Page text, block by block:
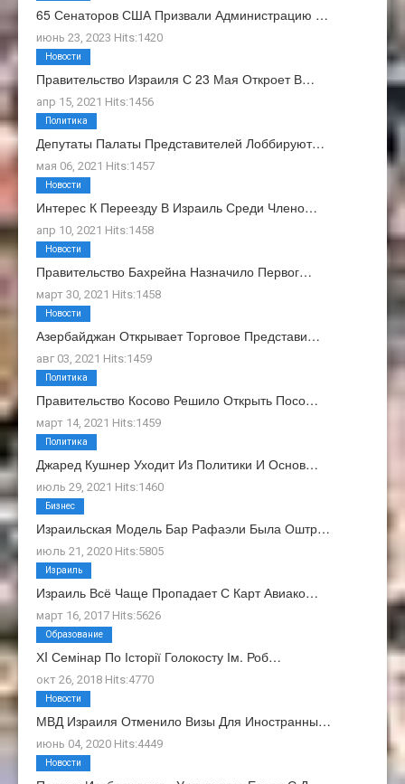
65 Сенаторов США Призвали Администрацию …
июнь 23, 2023 Hits:1420
Правительство Израиля С 23 Мая Откроет В…
апр 15, 2021 Hits:1456
Новости
Депутаты Палаты Представителей Лоббируют…
мая 06, 2021 Hits:1457
Политика
Интерес К Переезду В Израиль Среди Члено…
апр 10, 2021 Hits:1458
Новости
Правительство Бахрейна Назначило Первог…
март 30, 2021 Hits:1458
Новости
Азербайджан Открывает Торговое Представи…
авг 03, 2021 Hits:1459
Новости
Правительство Косово Решило Открыть Посо…
март 14, 2021 Hits:1459
Политика
Джаред Кушнер Уходит Из Политики И Основ…
июль 29, 2021 Hits:1460
Политика
Израильская Модель Бар Рафаэли Была Оштр…
июль 21, 2020 Hits:5805
Бизнес
Израиль Всё Чаще Пропадает С Карт Авиако…
март 16, 2017 Hits:5626
Израиль
ХI Семінар По Історії Голокосту Ім. Роб…
окт 26, 2018 Hits:4770
Образование
МВД Израиля Отменило Визы Для Иностранны…
июнь 04, 2020 Hits:4449
Новости
Новости